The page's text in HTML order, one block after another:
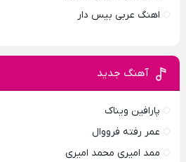
اهنگ عربی بیس دار
آهنگ جدید
پارافين ویناک
عمر رفته فرووال
ممد امیری محمد امیری